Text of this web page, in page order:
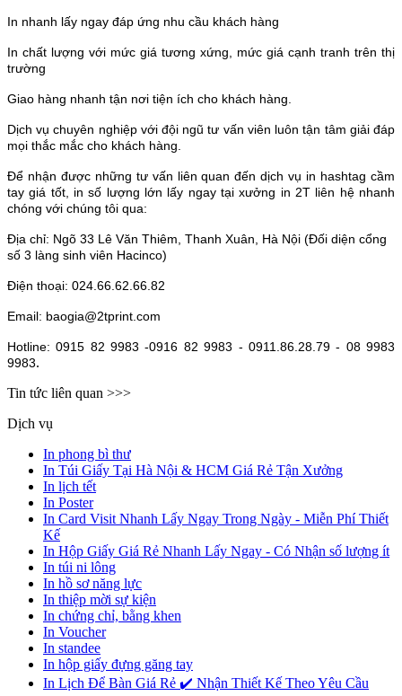
In nhanh lấy ngay đáp ứng nhu cầu khách hàng
In chất lượng với mức giá tương xứng, mức giá cạnh tranh trên thị
trường
Giao hàng nhanh tận nơi tiện ích cho khách hàng.
Dịch vụ chuyên nghiệp với đội ngũ tư vấn viên luôn tận tâm giải đáp
mọi thắc mắc cho khách hàng.
Để nhận được những tư vấn liên quan đến dịch vụ in hashtag cầm
tay giá tốt, in số lượng lớn lấy ngay tại xưởng in 2T liên hệ nhanh
chóng với chúng tôi qua:
Địa chỉ: Ngõ 33 Lê Văn Thiêm, Thanh Xuân, Hà Nội (Đối diện cổng
số 3 làng sinh viên Hacinco)
Điện thoại: 024.66.62.66.82
Email: baogia@2tprint.com
Hotline: 0915 82 9983 -0916 82 9983 - 0911.86.28.79 - 08 9983
9983.
Tin tức liên quan >>>
Dịch vụ
In phong bì thư
In Túi Giấy Tại Hà Nội & HCM Giá Rẻ Tận Xưởng
In lịch tết
In Poster
In Card Visit Nhanh Lấy Ngay Trong Ngày - Miễn Phí Thiết
Kế
In Hộp Giấy Giá Rẻ Nhanh Lấy Ngay - Có Nhận số lượng ít
In túi ni lông
In hồ sơ năng lực
In thiệp mời sự kiện
In chứng chỉ, bằng khen
In Voucher
In standee
In hộp giấy đựng găng tay
In Lịch Để Bàn Giá Rẻ ✔️ Nhận Thiết Kế Theo Yêu Cầu